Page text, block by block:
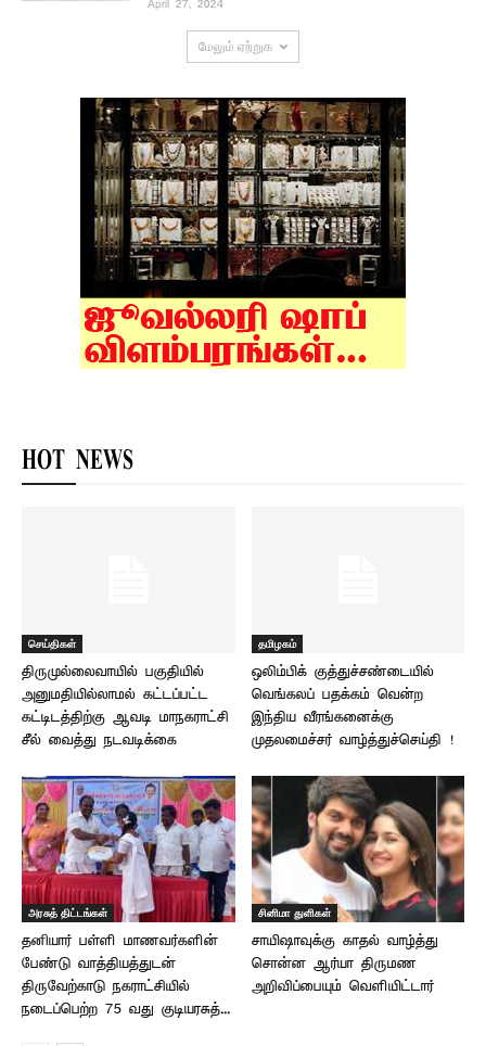
April 27, 2024
மேலும் ஏற்றுக
HOT NEWS
செய்திகள்
திருமுல்லைவாயில் பகுதியில்
அனுமதியில்லாமல் கட்டப்பட்ட
கட்டிடத்திற்கு ஆவடி மாநகராட்சி
சீல் வைத்து நடவடிக்கை
தமிழகம்
ஒலிம்பிக் குத்துச்சண்டையில்
வெங்கலப் பதக்கம் வென்ற
இந்திய வீரங்கனைக்கு
முதலமைச்சர் வாழ்த்துச்செய்தி !
அரசுத் திட்டங்கள்
தனியார் பள்ளி மாணவர்களின்
பேண்டு வாத்தியத்துடன்
திருவேற்காடு நகராட்சியில்
நடைப்பெற்ற 75 வது குடியரசுத்...
சினிமா துளிகள்
சாயிஷாவுக்கு காதல் வாழ்த்து
சொன்ன ஆர்யா திருமண
அறிவிப்பையும் வெளியிட்டார்